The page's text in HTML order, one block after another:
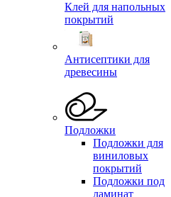
Клей для напольных
покрытий
Антисептики для
древесины
Подложки
Подложки для
виниловых
покрытий
Подложки под
ламинат